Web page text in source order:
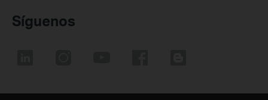
Síguenos